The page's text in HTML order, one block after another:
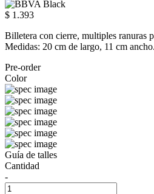
$ 1.393
Billetera con cierre, multiples ranuras
Medidas: 20 cm de largo, 11 cm ancho.
Pre-order
Color
Guía de talles
Cantidad
-